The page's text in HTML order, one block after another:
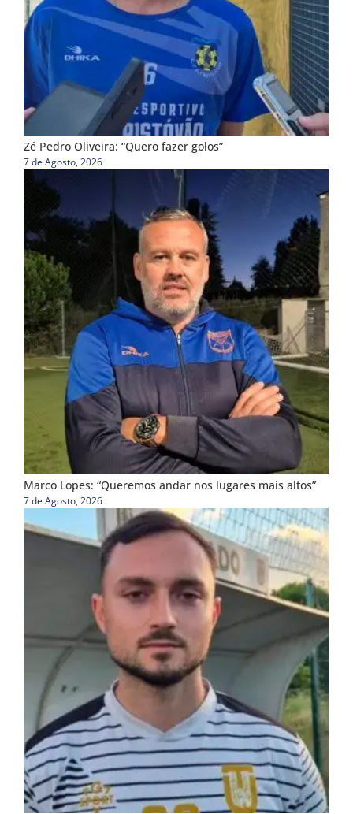
Zé Pedro Oliveira: “Quero fazer golos”
7 de Agosto, 2026
Marco Lopes: “Queremos andar nos lugares mais altos”
7 de Agosto, 2026